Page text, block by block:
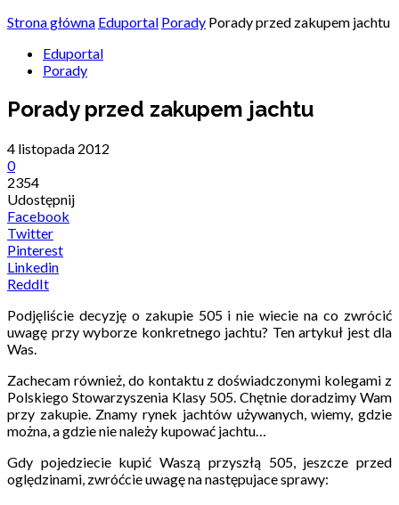
Strona główna Eduportal Porady Porady przed zakupem jachtu
Eduportal
Porady
Porady przed zakupem jachtu
4 listopada 2012
0
2354
Udostępnij
Facebook
Twitter
Pinterest
Linkedin
ReddIt
Podjęliście decyzję o zakupie 505 i nie wiecie na co zwrócić
uwagę przy wyborze konkretnego jachtu? Ten artykuł jest dla
Was.
Zachecam również, do kontaktu z doświadczonymi kolegami z
Polskiego Stowarzyszenia Klasy 505. Chętnie doradzimy Wam
przy zakupie. Znamy rynek jachtów używanych, wiemy, gdzie
można, a gdzie nie należy kupować jachtu…
Gdy pojedziecie kupić Waszą przyszłą 505, jeszcze przed
oględzinami, zwróćcie uwagę na następujace sprawy: